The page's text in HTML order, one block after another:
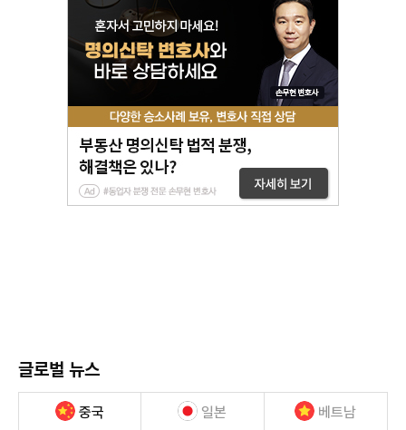
글로벌 뉴스
중국 일본 베트남